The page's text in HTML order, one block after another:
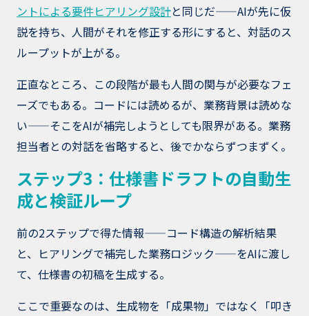
ントによる要件ヒアリング設計と同じだ——AIが先に仮
説を持ち、人間がそれを修正する形にすると、対話のス
ループットが上がる。
正直なところ、この段階が最も人間の関与が必要なフェ
ーズでもある。コードには読めるが、業務背景は読めな
い——そこをAIが補完しようとしても限界がある。業務
担当者との対話を省略すると、後でかならずつまずく。
ステップ3：仕様書ドラフトの自動生
成と検証ループ
前の2ステップで得た情報——コード構造の解析結果
と、ヒアリングで補完した業務ロジック——をAIに渡し
て、仕様書の初稿を生成する。
ここで重要なのは、生成物を「成果物」ではなく「叩き